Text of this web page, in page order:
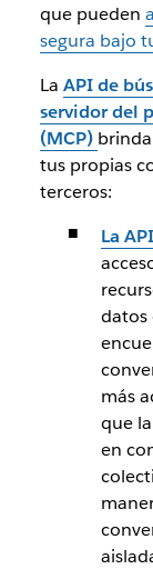
que pueden
segura bajo
La API de
servidor del
(MCP)
tus propias
terceros:
La
datos
más
que
en